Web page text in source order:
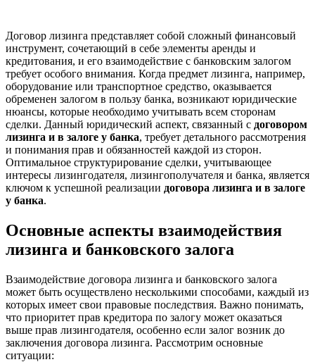
Договор лизинга представляет собой сложный финансовый
инструмент, сочетающий в себе элементы аренды и
кредитования, и его взаимодействие с банковским залогом
требует особого внимания. Когда предмет лизинга, например,
оборудование или транспортное средство, оказывается
обременен залогом в пользу банка, возникают юридические
нюансы, которые необходимо учитывать всем сторонам
сделки. Данный юридический аспект, связанный с договором
лизинга и в залоге у банка, требует детального рассмотрения
и понимания прав и обязанностей каждой из сторон.
Оптимальное структурирование сделки, учитывающее
интересы лизингодателя, лизингополучателя и банка, является
ключом к успешной реализации договора лизинга и в залоге
у банка.
Основные аспекты взаимодействия
лизинга и банковского залога
Взаимодействие договора лизинга и банковского залога
может быть осуществлено несколькими способами, каждый из
которых имеет свои правовые последствия. Важно понимать,
что приоритет прав кредитора по залогу может оказаться
выше прав лизингодателя, особенно если залог возник до
заключения договора лизинга. Рассмотрим основные
ситуации: